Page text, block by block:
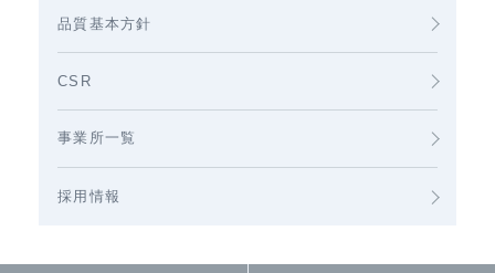
品質基本方針
CSR
事業所一覧
採用情報